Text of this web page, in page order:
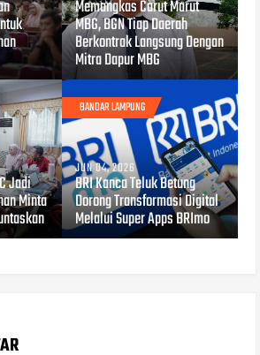
Memangkas Carut Marut
MBG, BGN Tiap Daerah
Berkontrak Langsung Dengan
Mitra Dapur MBG
Jadi
Minta
BANDAR LAMPUNG
JUN 04, 2026
BRI Kanca Teluk Betung
Dorong Transformasi Digital
Melalui Super Apps BRImo